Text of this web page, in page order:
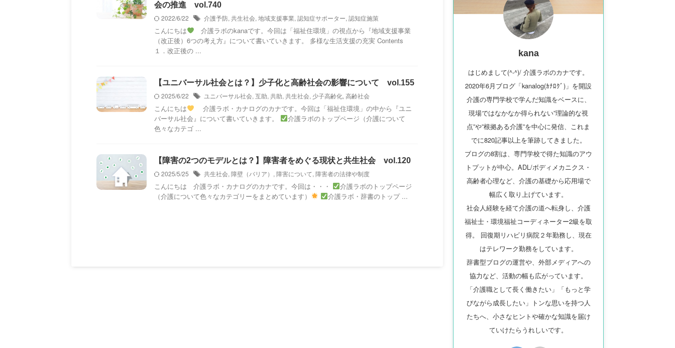
会の推進 vol.740
2022/6/22
介護予防, 共生社会, 地域支援事業, 認知症サポーター, 認知症施策
こんにちは
介護ラボのkanaです。今回は「福祉住環境」の視点から『地域支援事業
（改正後）6つの考え方』について書いていきます。 多様な生活支援の充実 Contents
１．改正後の ...
【ユニバーサル社会とは？】少子化と高齢社会の影響について vol.155
2025/6/22
ユニバーサル社会, 互助, 共助, 共生社会, 少子高齢化, 高齢社会
こんにちは
介護ラボ・カナログのカナです。今回は「福祉住環境」の中から『ユニ
バーサル社会』について書いていきます。
介護ラボのトップページ（介護について
色々なカテゴ ...
【障害の2つのモデルとは？】障害者をめぐる現状と共生社会 vol.120
2025/5/25
共生社会, 障壁（バリア） , 障害について, 障害者の法律や制度
こんにちは 介護ラボ・カナログのカナです。今回は・・・
介護ラボのトップページ
（介護について色々なカテゴリーをまとめています）
介護ラボ・辞書のトップ ...
kana
はじめまして(^-^)/ 介護ラボのカナです。
2020年6月ブログ「kanalog(ｶﾅﾛｸﾞ)」を開設
介護の専門学校で学んだ知識をベースに、
現場ではなかなか得られない”理論的な視
点”や”根拠ある介護”を中心に発信、これま
でに820記事以上を筆跡してきました。
ブログの8割は、専門学校で得た知識のアウ
トプットが中心。ADL/ボディメカニクス・
高齢者心理など、介護の基礎から応用場で
幅広く取り上げています。
社会人経験を経て介護の道へ転身し、介護
福祉士・環境福祉コーディネーター2級を取
得。 回復期リハビリ病院２年勤務し、現在
はテレワーク勤務をしています。
辞書型ブログの運営や、外部メディアへの
協力など、活動の幅も広がっています。
「介護職として長く働きたい」「もっと学
びながら成長したい」トンな思いを持つ人
たちへ、小さなヒントや確かな知識を届け
ていけたらうれしいです。